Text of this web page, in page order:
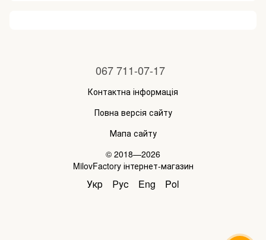
067 711-07-17
Контактна інформація
Повна версія сайту
Мапа сайту
© 2018—2026
MilovFactory інтернет-магазин
Укр Рус Eng Pol